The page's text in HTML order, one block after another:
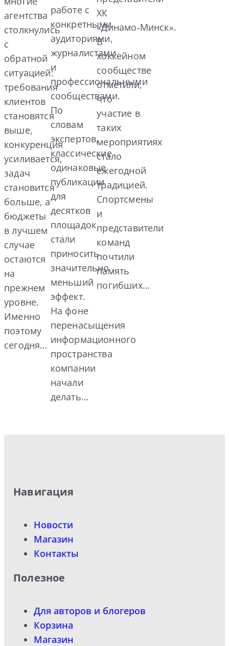
агентства
столкнулись
с
обратной
ситуацией:
требования
клиентов
становятся
выше,
конкуренция
усиливается,
задач
становится
больше, а
бюджеты
в лучшем
случае
остаются
на
прежнем
уровне.
Именно
поэтому
сегодня…
работе с
конкретными
аудиториями,
журналистами
и
профессиональными
сообществами.
По
словам
экспертов,
классические
одинаковые
публикации
для
десятков
площадок
стали
приносить
значительно
меньший
эффект.
На фоне
перенасыщения
информационного
пространства
компании
начали
делать…
ХК
«Динамо‑Минск».
В
хоккейном
сообществе
отметили,
что
участие в
таких
мероприятиях
стало
ежегодной
традицией.
Спортсмены
и
представители
команд
почтили
память
погибших…
Навигация
Новости
Магазин
Контакты
Полезное
Для авторов и блогеров
Корзина
Магазин